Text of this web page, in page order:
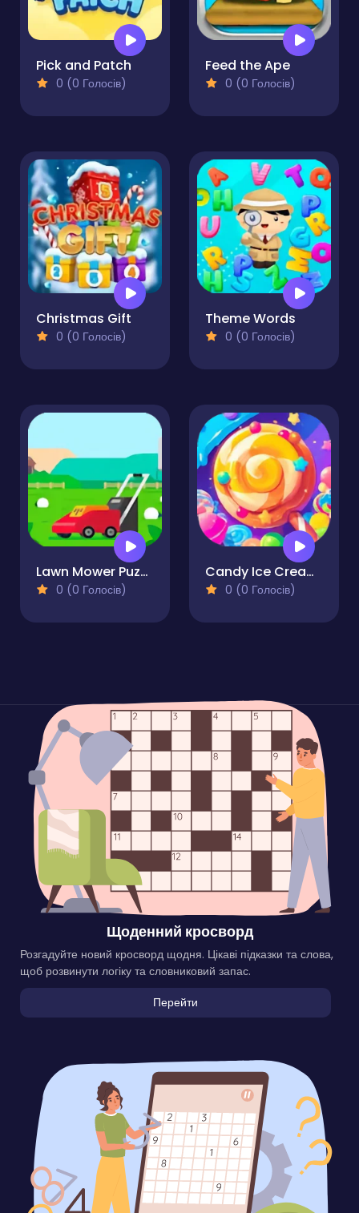
Pick and Patch
0 (0 Голосів)
Feed the Ape
0 (0 Голосів)
Christmas Gift
0 (0 Голосів)
Theme Words
0 (0 Голосів)
Lawn Mower Puzzle
0 (0 Голосів)
Candy Ice Cream Crush
0 (0 Голосів)
Щоденний кросворд
Розгадуйте новий кросворд щодня. Цікаві підказки та слова,
щоб розвинути логіку та словниковий запас.
Перейти